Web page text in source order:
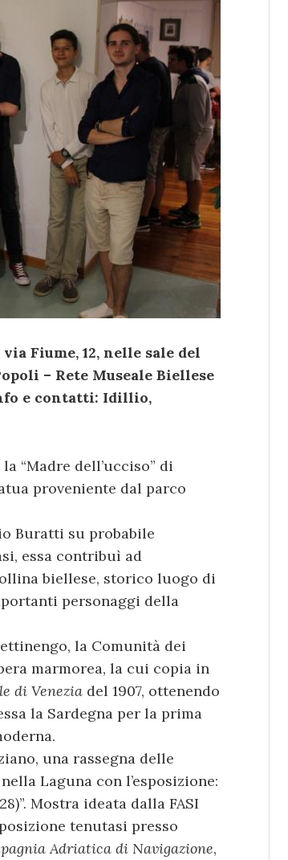
Fiume, 12, nelle sale del
– Rete Museale Biellese
e contatti: Idillio,
“Madre dell’ucciso” di
proveniente dal parco
Buratti su probabile
essa contribuì ad
biellese, storico luogo di
personaggi della
la Comunità dei
marmorea, la cui copia in
di Venezia del 1907, ottenendo
la Sardegna per la prima
una rassegna delle
Laguna con l’esposizione:
Mostra ideata dalla FASI
tenutasi presso
Adriatica di Navigazione,